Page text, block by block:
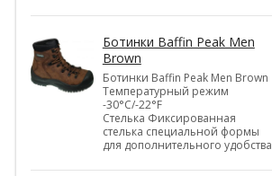
Ботинки Baffin Peak Men
Brown
Ботинки Baffin Peak Men Brown
Температурный режим
-30°С/-22°F
Стелька Фиксированная
стелька специальной формы
для дополнительного удобства